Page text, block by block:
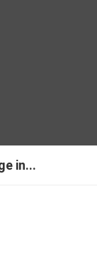
in...